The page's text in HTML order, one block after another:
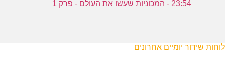
23:54 - המכוניות שעשו את העולם - פרק 1
לוחות שידור יומיים אחרונים